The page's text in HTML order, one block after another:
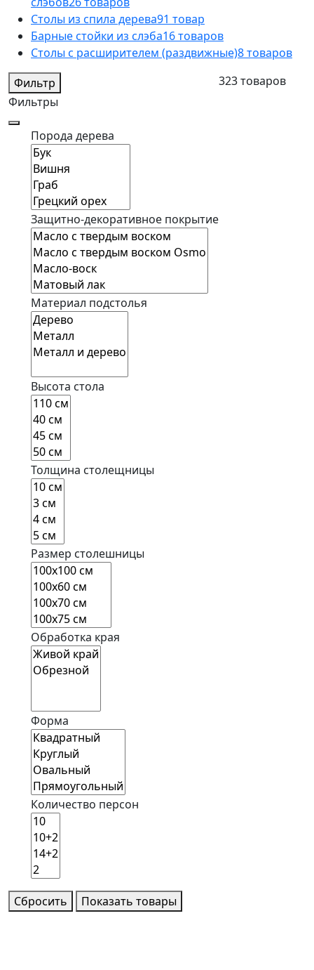
Столы из спила дерева91 товар
Барные стойки из слэба16 товаров
Столы с расширителем (раздвижные)8 товаров
Фильтр
Фильтры
Порода дерева
Защитно-декоративное покрытие
Материал подстолья
Высота стола
Толщина столещницы
Размер столешницы
Обработка края
Форма
Количество персон
Сбросить Показать товары
323 товаров